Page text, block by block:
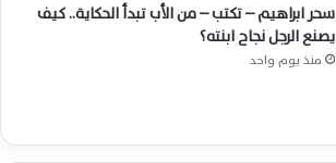
سحر ابراهيم – تكتب – من الأب تبدأ الحكاية.. كيف
يصنع الرجل نجاح ابنته؟
منذ يوم واحد